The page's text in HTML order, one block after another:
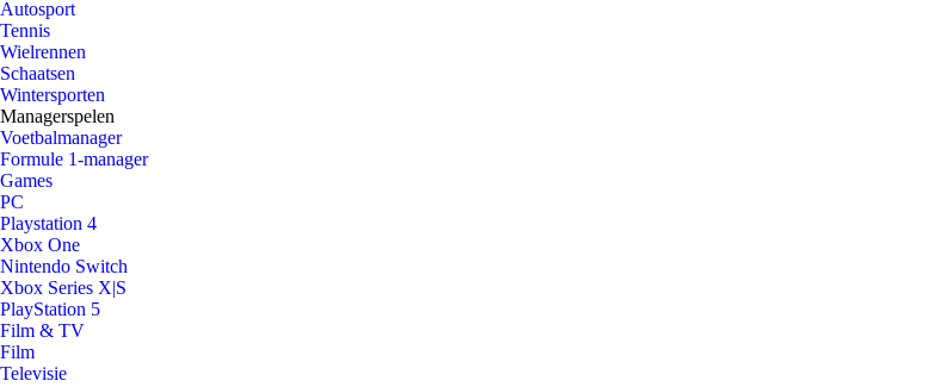
Autosport
Tennis
Wielrennen
Schaatsen
Wintersporten
Managerspelen
Voetbalmanager
Formule 1-manager
Games
PC
Playstation 4
Xbox One
Nintendo Switch
Xbox Series X|S
PlayStation 5
Film & TV
Film
Televisie